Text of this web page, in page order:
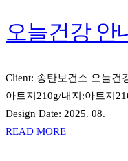
오늘건강 안
Client: 송탄보건소 오늘건
아트지210g/내지:아트지
Design Date: 2025. 08.
READ MORE